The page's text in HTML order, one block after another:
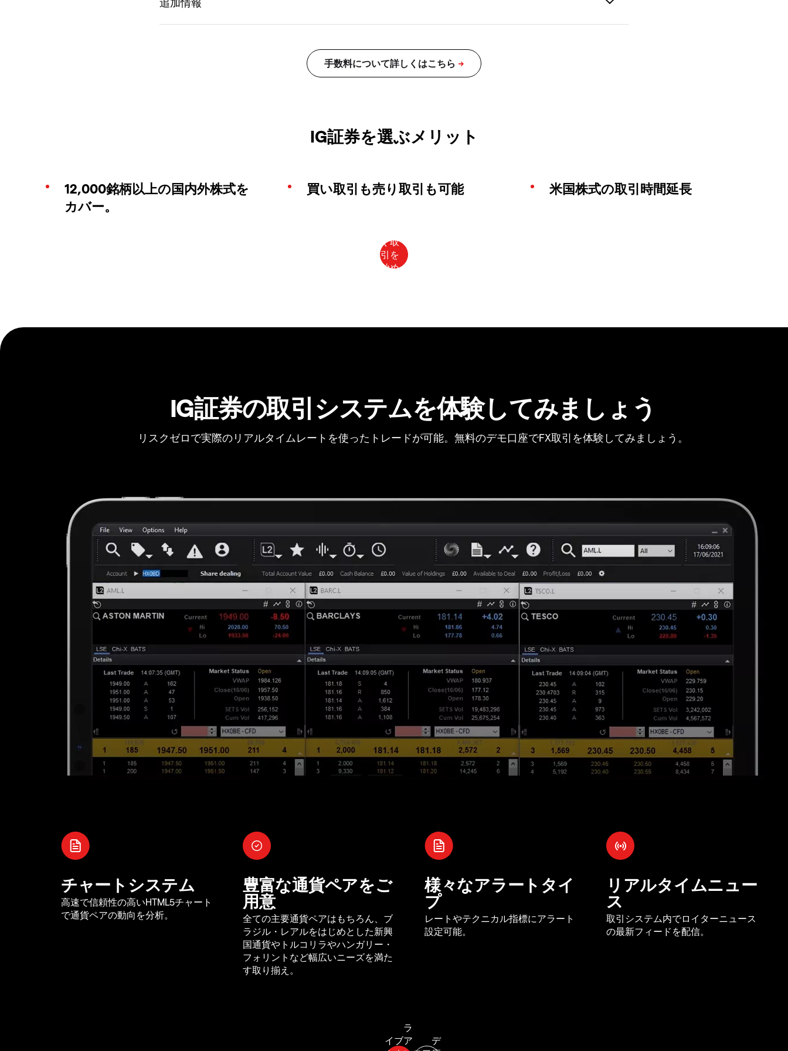
IG証券を選ぶメリット
12,000銘柄以上の国内外株式を
カバー。
買い取引も売り取引も可能 米国株式の取引時間延長
IG証券の取引システムを体験してみましょう
リスクゼロで実際のリアルタイムレートを使ったトレードが可能。無料のデモ口座でFX取引を体験してみましょう。
チャートシステム
高速で信頼性の高いHTML5チャート
で通貨ペアの動向を分析。
豊富な通貨ペアをご
用意
全ての主要通貨ペアはもちろん、ブ
ラジル・レアルをはじめとした新興
国通貨やトルコリラやハンガリー・
フォリントなど幅広いニーズを満た
す取り揃え。
様々なアラートタイ
プ
レートやテクニカル指標にアラート
設定可能。
リアルタイムニュー
ス
取引システム内でロイターニュース
の最新フィードを配信。